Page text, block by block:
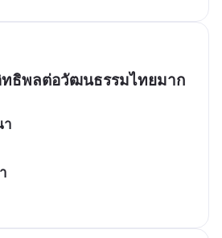
ธิพลต่อวัฒนธรรมไทยมาก